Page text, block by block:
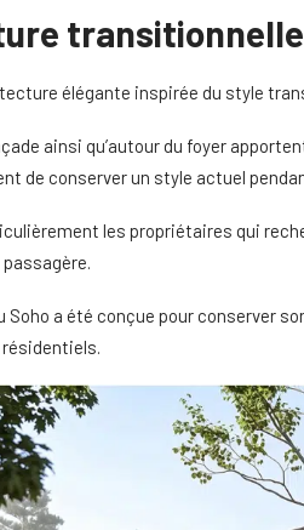
élégante inspirée du style
ainsi qu’autour du foyer
de conserver un style actuel
les propriétaires qui
Soho a été conçue pour conserver